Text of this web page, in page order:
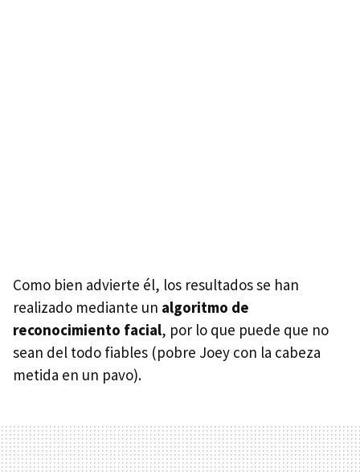
Como bien advierte él, los resultados se han
realizado mediante un algoritmo de
reconocimiento facial, por lo que puede que no
sean del todo fiables (pobre Joey con la cabeza
metida en un pavo).